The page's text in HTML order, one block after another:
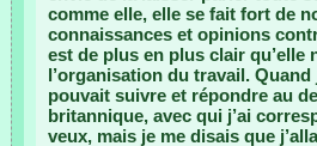
comme elle, elle se fait fort de
connaissances et opinions
est de plus en plus clair qu’elle
l’organisation du travail.
pouvait suivre et répondre au
britannique, avec qui j’ai
veux, mais je me disais que